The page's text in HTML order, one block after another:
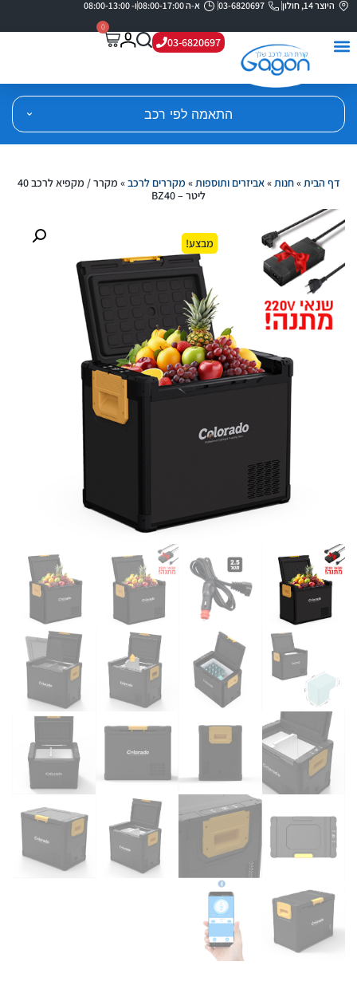
היוצר 14, חולון 03-6820697 א-ה 08:00-17:00 ו- 08:00-13:00
03-6820697
0
התאמה לפי רכב
דף הבית»חנות»אביזרים ותוספות» מקררים לרכב»
מקרר / מקפיא לרכב 40
ליטר – BZ40
מבצע!